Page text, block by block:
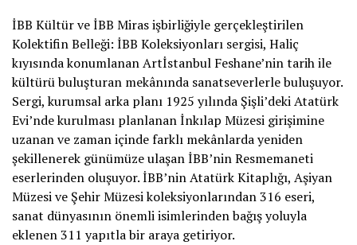
İBB Kültür ve İBB Miras işbirliğiyle gerçekleştirilen
Kolektifin Belleği: İBB Koleksiyonları sergisi, Haliç
kıyısında konumlanan Artİstanbul Feshane’nin tarih ile
kültürü buluşturan mekânında sanatseverlerle buluşuyor.
Sergi, kurumsal arka planı 1925 yılında Şişli’deki Atatürk
Evi’nde kurulması planlanan İnkılap Müzesi girişimine
uzanan ve zaman içinde farklı mekânlarda yeniden
şekillenerek günümüze ulaşan İBB’nin Resmemaneti
eserlerinden oluşuyor. İBB’nin Atatürk Kitaplığı, Aşiyan
Müzesi ve Şehir Müzesi koleksiyonlarından 316 eseri,
sanat dünyasının önemli isimlerinden bağış yoluyla
eklenen 311 yapıtla bir araya getiriyor.